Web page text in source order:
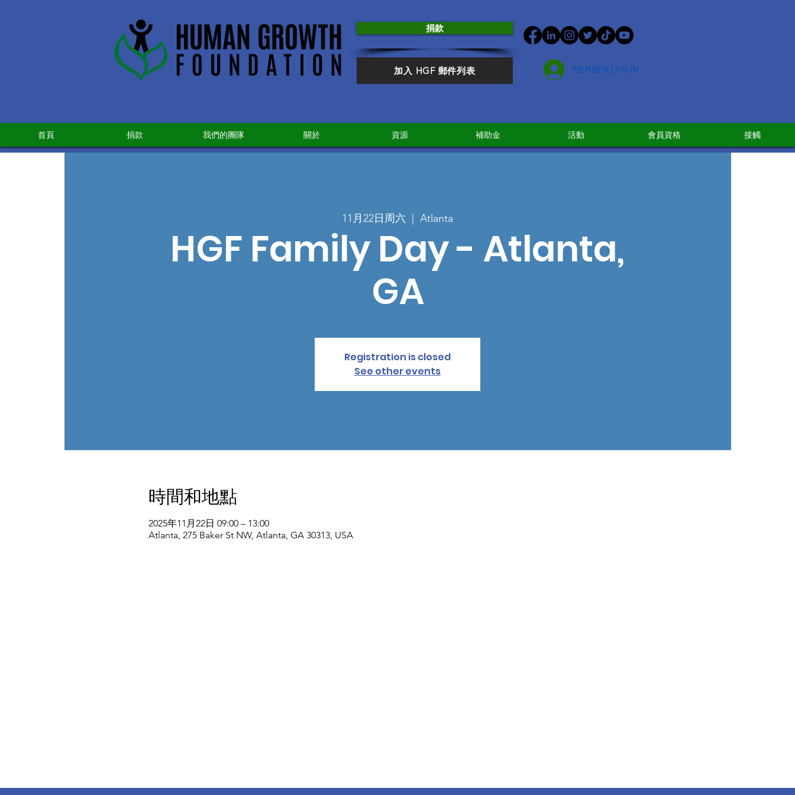
捐款
加入 HGF 郵件列表 MEMBER LOG IN
首頁 捐款 我們的團隊 關於 資源 補助金 活動 會員資格 接觸
11月22日周六 Atlanta
HGF Family Day - Atlanta,
GA
Registration is closed
See other events
時間和地點
2025年11月22日 09:00 – 13:00
Atlanta, 275 Baker St NW, Atlanta, GA 30313, USA